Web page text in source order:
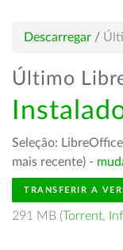
Descarregar /
Último
Seleção:
mais recente) -
TRANSFERIR A
291 MB (Torrent,